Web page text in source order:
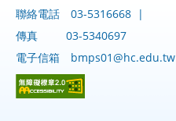
聯絡電話
03-5316668 |
傳真
03-5340697
電子信箱
bmps01@hc.edu.tw